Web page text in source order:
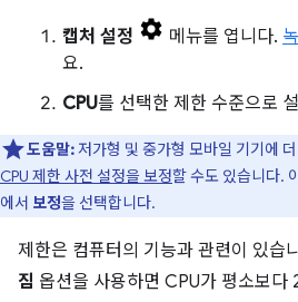
캡처 설정 메뉴를 엽니다.
요.
CPU를 선택한 제한 수준으로
도움말:저가형 및 중가형 모바일 기기에
CPU 제한 사전 설정을 보정할 수도 있습니다.
에서 보정을 선택합니다.
제한은 컴퓨터의 기능과 관련이 있습
짐 옵션을 사용하면 CPU가 평소보다